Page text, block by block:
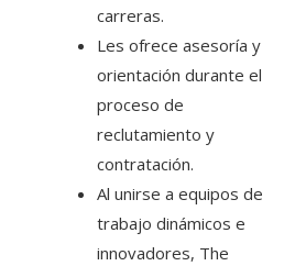
carreras.
Les ofrece asesoría y
orientación durante el
proceso de
reclutamiento y
contratación.
Al unirse a equipos de
trabajo dinámicos e
innovadores, The